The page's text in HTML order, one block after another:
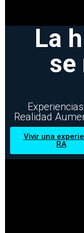
La
se
Realidad
Vivir una
RA